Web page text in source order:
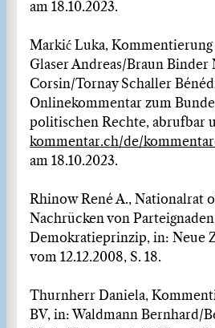
am 18.10.2023.
Markić Luka, Kommentierung
Glaser Andreas/Braun Binder
Corsin/Tornay Schaller
Onlinekommentar zum
politischen Rechte, abrufbar
kommentar.ch/de/
am 18.10.2023.
Rhinow René A., Nationalrat
Nachrücken von
Demokratieprinzip, in: Neue
vom 12.12.2008, S. 18.
Thurnherr Daniela,
BV, in: Waldmann Bernhard/